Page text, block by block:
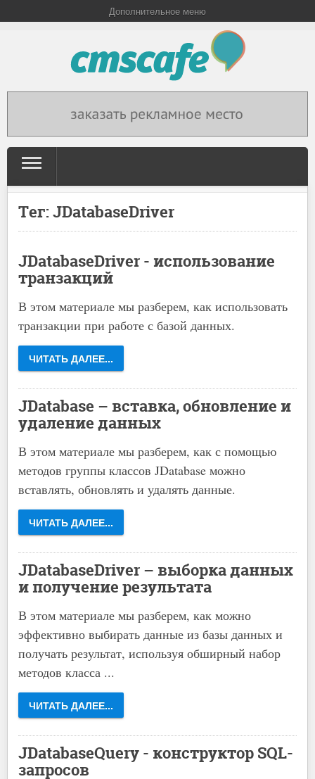
Дополнительное меню
Тег: JDatabaseDriver
JDatabaseDriver - использование
транзакций
В этом материале мы разберем, как использовать
транзакции при работе с базой данных.
ЧИТАТЬ ДАЛЕЕ...
JDatabase – вставка, обновление и
удаление данных
В этом материале мы разберем, как с помощью
методов группы классов JDatabase можно
вставлять, обновлять и удалять данные.
ЧИТАТЬ ДАЛЕЕ...
JDatabaseDriver – выборка данных
и получение результата
В этом материале мы разберем, как можно
эффективно выбирать данные из базы данных и
получать результат, используя обширный набор
методов класса ...
ЧИТАТЬ ДАЛЕЕ...
JDatabaseQuery - конструктор SQL-
запросов